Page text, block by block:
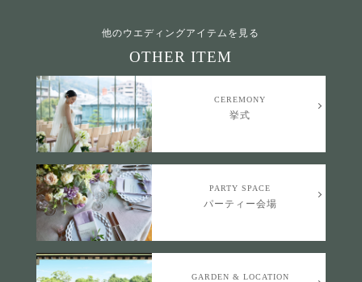
他のウエディングアイテムを見る
OTHER ITEM
CEREMONY
挙式
PARTY SPACE
パーティー会場
GARDEN & LOCATION